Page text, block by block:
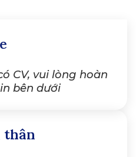
CV, vui lòng hoàn
bên dưới
thân